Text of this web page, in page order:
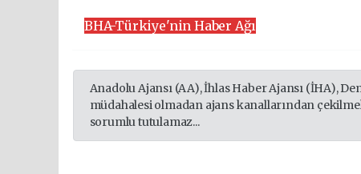
BHA-Türkiye'nin Haber Ağı
Anadolu Ajansı (AA), İhlas Haber Ajansı (İHA),
müdahalesi olmadan ajans kanallarından
sorumlu tutulamaz...